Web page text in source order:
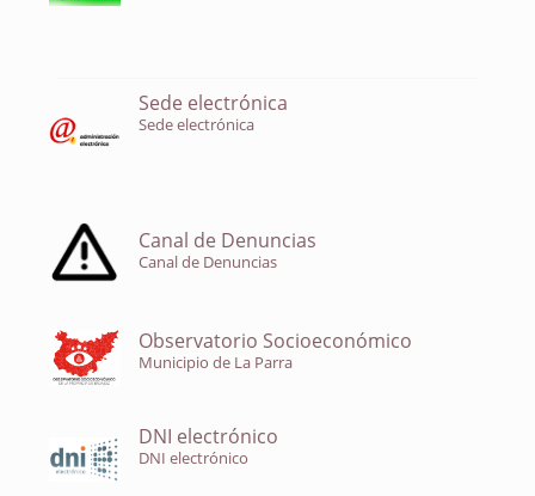
Sede electrónica
Sede electrónica
Canal de Denuncias
Canal de Denuncias
Observatorio Socioeconómico
Municipio de La Parra
DNI electrónico
DNI electrónico